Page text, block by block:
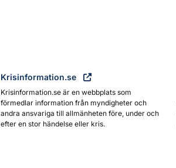
Krisinformation.se
Krisinformation.se är en webbplats som
förmedlar information från myndigheter och
andra ansvariga till allmänheten före, under och
efter en stor händelse eller kris.